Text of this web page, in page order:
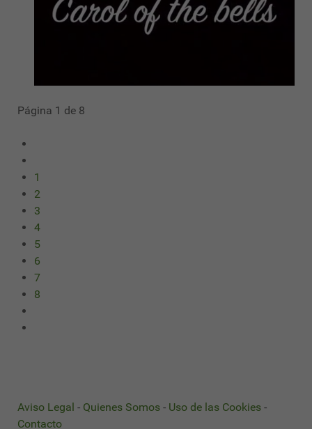
Página 1 de 8
1
2
3
4
5
6
7
8
Aviso Legal - Quienes Somos - Uso de las Cookies -
Contacto